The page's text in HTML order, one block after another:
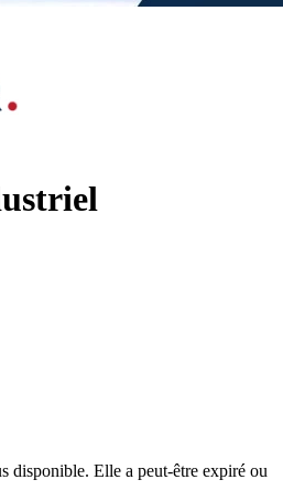
disponible. Elle a peut-être expiré ou